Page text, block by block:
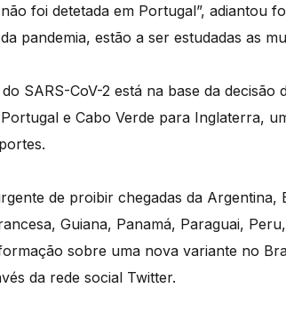
foi detetada em Portugal”, adiantou
pandemia, estão a ser estudadas as
SARS-CoV-2 está na base da
e Cabo Verde para Inglaterra,
de proibir chegadas da Argentina,
Guiana, Panamá, Paraguai,
sobre uma nova variante no
da rede social Twitter.